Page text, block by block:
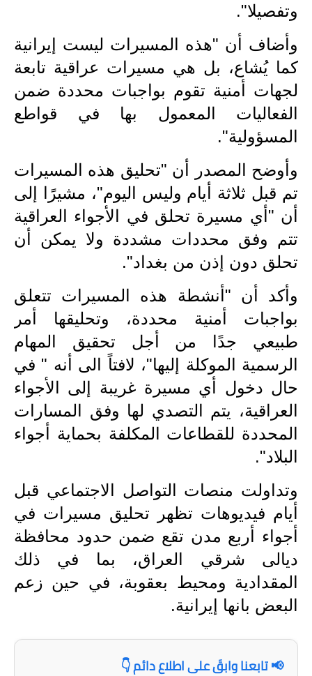
المرحلة الابتدائية
المرحلة المتوسطة
المرحلة الاعدادية
المرحلة الابتدائية
المرحلة المتوسطة
المرحلة الاعدادية
المرحلة الابتدائية
المرحلة المتوسطة
المرحلة الاعدادية
ملازم دراسية
المرحلة الابتدائية
المرحلة الاعدادية
دروس
المرحلة الابتدائية
المرحلة المتوسطة
مواضيع انشاء
وتفصيلا".
وأضاف أن "هذه المسيرات ليست إيرانية
كما يُشاع، بل هي مسيرات عراقية تابعة
لجهات أمنية تقوم بواجبات محددة ضمن
الفعاليات المعمول بها في قواطع
المسؤولية".
وأوضح المصدر أن "تحليق هذه المسيرات
تم قبل ثلاثة أيام وليس اليوم"، مشيرًا إلى
أن "أي مسيرة تحلق في الأجواء العراقية
تتم وفق محددات مشددة ولا يمكن أن
تحلق دون إذن من بغداد".
وأكد أن "أنشطة هذه المسيرات تتعلق
بواجبات أمنية محددة، وتحليقها أمر
طبيعي جدًا من أجل تحقيق المهام
الرسمية الموكلة إليها"، لافتاً الى أنه " في
حال دخول أي مسيرة غريبة إلى الأجواء
العراقية، يتم التصدي لها وفق المسارات
المحددة للقطاعات المكلفة بحماية أجواء
البلاد".
وتداولت منصات التواصل الاجتماعي قبل
أيام فيديوهات تظهر تحليق مسيرات في
أجواء أربع مدن تقع ضمن حدود محافظة
ديالى شرقي العراق، بما في ذلك
المقدادية ومحيط بعقوبة، في حين زعم
البعض بانها إيرانية.
📢 تابعنا وابقَ على اطلاع دائم 👇